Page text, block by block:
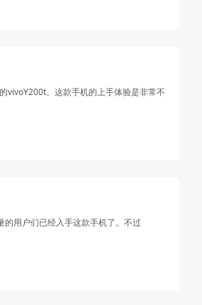
vivoY200t。这款手机的上手体验是非常不
用户们已经入手这款手机了。不过